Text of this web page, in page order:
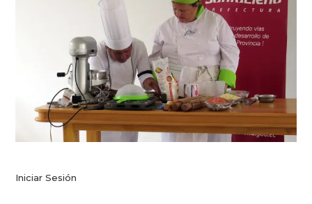
Iniciar Sesión